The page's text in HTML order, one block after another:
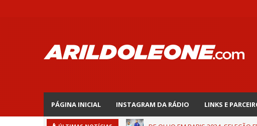
PÁGINA INICIAL INSTAGRAM DA RÁDIO LINKS E